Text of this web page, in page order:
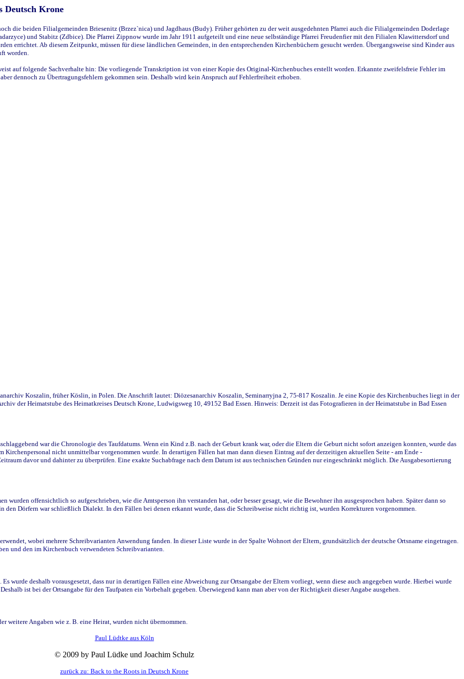
Deutsch Krone
die beiden Filialgemeinden Briesenitz (Brzez`nica) und Jagdhaus (Budy). Früher gehörten zu der weit ausgedehnten Pfarrei auch die Filialgemeinden Doderlage
und Stabitz (Zdbice). Die Pfarrei Zippnow wurde im Jahr 1911 aufgeteilt und eine neue selbständige Pfarrei Freudenfier mit den Filialen Klawittersdorf und
errichtet. Ab diesem Zeitpunkt, müssen für diese ländlichen Gemeinden, in den entsprechenden Kirchenbüchern gesucht werden. Übergangsweise sind Kinder aus
worden.
auf folgende Sachverhalte hin: Die vorliegende Transkription ist von einer Kopie des Original-Kirchenbuches erstellt worden. Erkannte zweifelsfreie Fehler im
dennoch zu Übertragungsfehlern gekommen sein. Deshalb wird kein Anspruch auf Fehlerfreiheit erhoben.
Koszalin, früher Köslin, in Polen. Die Anschrift lautet: Diözesanarchiv Koszalin, Seminarryjna 2, 75-817 Koszalin. Je eine Kopie des Kirchenbuches liegt in der
der Heimatstube des Heimatkreises Deutsch Krone, Ludwigsweg 10, 49152 Bad Essen. Hinweis: Derzeit ist das Fotografieren in der Heimatstube in Bad Essen
war die Chronologie des Taufdatums. Wenn ein Kind z.B. nach der Geburt krank war, oder die Eltern die Geburt nicht sofort anzeigen konnten, wurde das
Kirchenpersonal nicht unmittelbar vorgenommen wurde. In derartigen Fällen hat man dann diesen Eintrag auf der derzeitigen aktuellen Seite - am Ende -
davor und dahinter zu überprüfen. Eine exakte Suchabfrage nach dem Datum ist aus technischen Gründen nur eingeschränkt möglich. Die Ausgabesortierung
wurden offensichtlich so aufgeschrieben, wie die Amtsperson ihn verstanden hat, oder besser gesagt, wie die Bewohner ihn ausgesprochen haben. Später dann so
den Dörfern war schließlich Dialekt. In den Fällen bei denen erkannt wurde, dass die Schreibweise nicht richtig ist, wurden Korrekturen vorgenommen.
wobei mehrere Schreibvarianten Anwendung fanden. In dieser Liste wurde in der Spalte Wohnort der Eltern, grundsätzlich der deutsche Ortsname eingetragen.
und den im Kirchenbuch verwendeten Schreibvarianten.
wurde deshalb vorausgesetzt, dass nur in derartigen Fällen eine Abweichung zur Ortsangabe der Eltern vorliegt, wenn diese auch angegeben wurde. Hierbei wurde
ist bei der Ortsangabe für den Taufpaten ein Vorbehalt gegeben. Überwiegend kann man aber von der Richtigkeit dieser Angabe ausgehen.
weitere Angaben wie z. B. eine Heirat, wurden nicht übernommen.
Paul Lüdtke aus Köln
© 2009 by Paul Lüdke und Joachim Schulz
zurück zu: Back to the Roots in Deutsch Krone